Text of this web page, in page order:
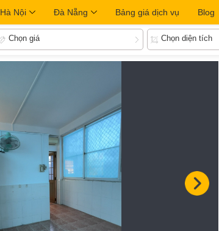
Hà Nội Đà Nẵng Bảng giá dịch vụ Blog
Chọn giá Chọn diện tích